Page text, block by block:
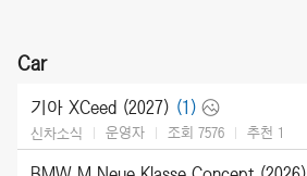
Car
기아 XCeed (2027) (1)
신차소식 운영자 조회 7576 추천 1